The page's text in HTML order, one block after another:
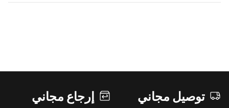
توصيل مجاني إرجاع مجاني